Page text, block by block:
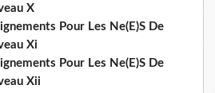
X
Pour Les Ne(E)S De
Xi
Pour Les Ne(E)S De
Xii